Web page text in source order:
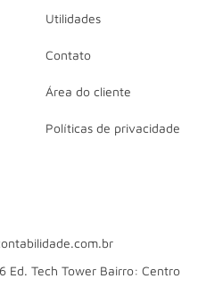
Utilidades
Contato
Área do cliente
Políticas de privacidade
Ed. Tech Tower Bairro: Centro